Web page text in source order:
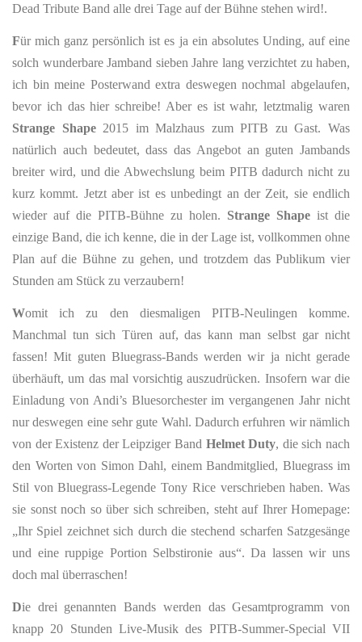
Dead Tribute Band alle drei Tage auf der Bühne stehen wird!.
Für mich ganz persönlich ist es ja ein absolutes Unding, auf eine
solch wunderbare Jamband sieben Jahre lang verzichtet zu haben,
ich bin meine Posterwand extra deswegen nochmal abgelaufen,
bevor ich das hier schreibe! Aber es ist wahr, letztmalig waren
Strange Shape2015 im Malzhaus zum PITB zu Gast. Was
natürlich auch bedeutet, dass das Angebot an guten Jambands
breiter wird, und die Abwechslung beim PITB dadurch nicht zu
kurz kommt. Jetzt aber ist es unbedingt an der Zeit, sie endlich
wieder auf die PITB-Bühne zu holen. Strange Shape ist die
einzige Band, die ich kenne, die in der Lage ist, vollkommen ohne
Plan auf die Bühne zu gehen, und trotzdem das Publikum vier
Stunden am Stück zu verzaubern!
Womit ich zu den diesmaligen PITB-Neulingen komme.
Manchmal tun sich Türen auf, das kann man selbst gar nicht
fassen! Mit guten Bluegrass-Bands werden wir ja nicht gerade
überhäuft, um das mal vorsichtig auszudrücken. Insofern war die
Einladung von Andi’s Bluesorchester im vergangenen Jahr nicht
nur deswegen eine sehr gute Wahl. Dadurch erfuhren wir nämlich
von der Existenz der Leipziger Band Helmet Duty, die sich nach
den Worten von Simon Dahl, einem Bandmitglied, Bluegrass im
Stil von Bluegrass-Legende Tony Rice verschrieben haben. Was
sie sonst noch so über sich schreiben, steht auf Ihrer Homepage:
„Ihr Spiel zeichnet sich durch die stechend scharfen Satzgesänge
und eine ruppige Portion Selbstironie aus“. Da lassen wir uns
doch mal überraschen!
Die drei genannten Bands werden das Gesamtprogramm von
knapp 20 Stunden Live-Musik des PITB-Summer-Special VII